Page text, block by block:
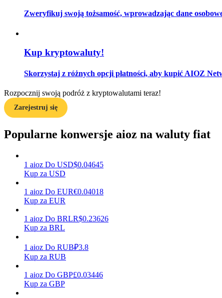
Przewodnik
Przewodnik dla początkujących dotyczący kontraktów futures
Strategie handlowe
Dowiedz się, jak zachować rentowność
Zarabiać
Zweryfikuj swoją tożsamość, wprowadzając dane
Kup kryptowaluty!
Skorzystaj z różnych opcji płatności, aby kupić AIOZ
Rozpocznij swoją podróż z kryptowalutami teraz!
Zarejestruj się
Popularne konwersje aioz na waluty fiat
1 aioz Do USD$0.04645
Kup za USD
1 aioz Do EUR€0.04018
Kup za EUR
1 aioz Do BRLR$0.23626
Kup za BRL
1 aioz Do RUB₽3.8
Kup za RUB
1 aioz Do GBP£0.03446
Kup za GBP